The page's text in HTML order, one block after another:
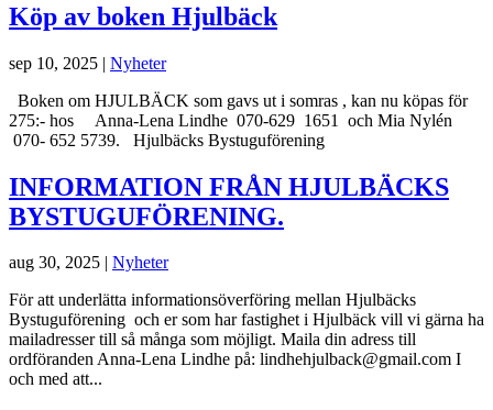
Köp av boken Hjulbäck
sep 10, 2025 | Nyheter
Boken om HJULBÄCK som gavs ut i somras , kan nu köpas för
275:- hos Anna-Lena Lindhe 070-629 1651 och Mia Nylén
070- 652 5739. Hjulbäcks Bystuguförening
INFORMATION FRÅN HJULBÄCKS
BYSTUGUFÖRENING.
aug 30, 2025 | Nyheter
För att underlätta informationsöverföring mellan Hjulbäcks
Bystuguförening och er som har fastighet i Hjulbäck vill vi gärna ha
mailadresser till så många som möjligt. Maila din adress till
ordföranden Anna-Lena Lindhe på: lindhehjulback@gmail.com I
och med att...